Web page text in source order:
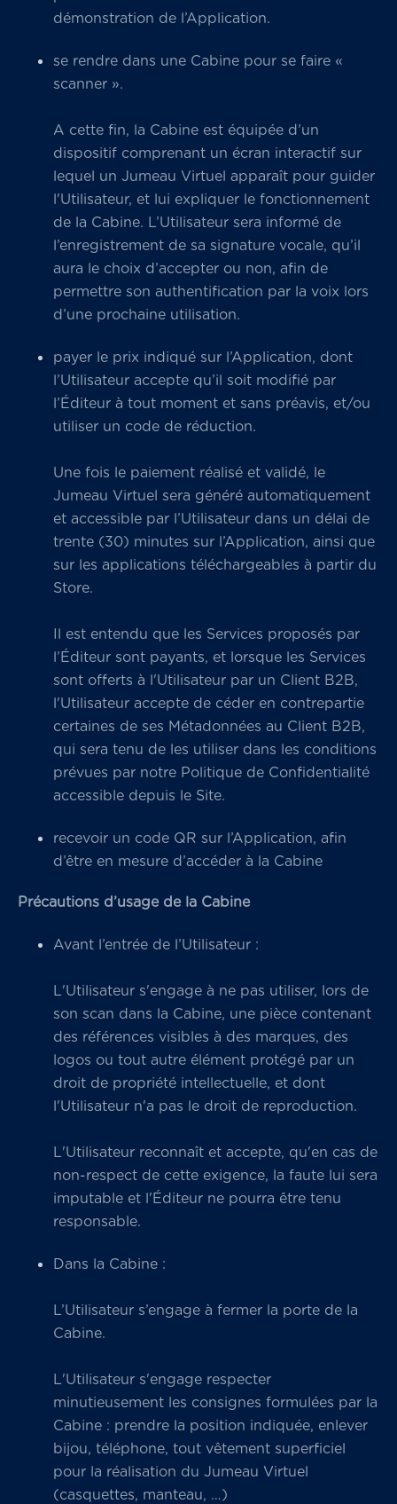
démonstration de l’Application.
se rendre dans une Cabine pour se faire «
scanner ».
A cette fin, la Cabine est équipée d’un
dispositif comprenant un écran interactif sur
lequel un Jumeau Virtuel apparaît pour guider
l'Utilisateur, et lui expliquer le fonctionnement
de la Cabine. L’Utilisateur sera informé de
l’enregistrement de sa signature vocale, qu’il
aura le choix d’accepter ou non, afin de
permettre son authentification par la voix lors
d’une prochaine utilisation.
payer le prix indiqué sur l’Application, dont
l’Utilisateur accepte qu’il soit modifié par
l’Éditeur à tout moment et sans préavis, et/ou
utiliser un code de réduction.
Une fois le paiement réalisé et validé, le
Jumeau Virtuel sera généré automatiquement
et accessible par l’Utilisateur dans un délai de
trente (30) minutes sur l’Application, ainsi que
sur les applications téléchargeables à partir du
Store.
Il est entendu que les Services proposés par
l’Éditeur sont payants, et lorsque les Services
sont offerts à l'Utilisateur par un Client B2B,
l'Utilisateur accepte de céder en contrepartie
certaines de ses Métadonnées au Client B2B,
qui sera tenu de les utiliser dans les conditions
prévues par notre Politique de Confidentialité
accessible depuis le Site.
recevoir un code QR sur l’Application, afin
d’être en mesure d’accéder à la Cabine
Précautions d’usage de la Cabine
Avant l’entrée de l’Utilisateur :
L'Utilisateur s'engage à ne pas utiliser, lors de
son scan dans la Cabine, une pièce contenant
des références visibles à des marques, des
logos ou tout autre élément protégé par un
droit de propriété intellectuelle, et dont
l'Utilisateur n'a pas le droit de reproduction.
L'Utilisateur reconnaît et accepte, qu'en cas de
non-respect de cette exigence, la faute lui sera
imputable et l'Éditeur ne pourra être tenu
responsable.
Dans la Cabine :
L’Utilisateur s’engage à fermer la porte de la
Cabine.
L'Utilisateur s'engage respecter
minutieusement les consignes formulées par la
Cabine : prendre la position indiquée, enlever
bijou, téléphone, tout vêtement superficiel
pour la réalisation du Jumeau Virtuel
(casquettes, manteau, …)